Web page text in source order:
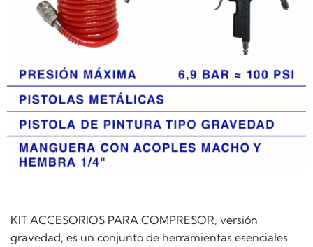
KIT ACCESORIOS PARA COMPRESOR, versión
gravedad, es un conjunto de herramientas esenciales